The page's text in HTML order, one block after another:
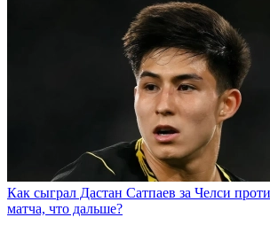
Как сыграл Дастан Сатпаев за Челси
матча, что дальше?